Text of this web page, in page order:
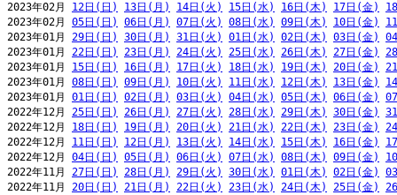
2023年02月 12日(日) 13日(月) 14日(火) 15日(水) 16日(木) 17日(金)
2023年02月 05日(日) 06日(月) 07日(火) 08日(水) 09日(木) 10日(金)
2023年01月 29日(日) 30日(月) 31日(火) 01日(水) 02日(木) 03日(金)
2023年01月 22日(日) 23日(月) 24日(火) 25日(水) 26日(木) 27日(金)
2023年01月 15日(日) 16日(月) 17日(火) 18日(水) 19日(木) 20日(金)
2023年01月 08日(日) 09日(月) 10日(火) 11日(水) 12日(木) 13日(金)
2023年01月 01日(日) 02日(月) 03日(火) 04日(水) 05日(木) 06日(金)
2022年12月 25日(日) 26日(月) 27日(火) 28日(水) 29日(木) 30日(金)
2022年12月 18日(日) 19日(月) 20日(火) 21日(水) 22日(木) 23日(金)
2022年12月 11日(日) 12日(月) 13日(火) 14日(水) 15日(木) 16日(金)
2022年12月 04日(日) 05日(月) 06日(火) 07日(水) 08日(木) 09日(金)
2022年11月 27日(日) 28日(月) 29日(火) 30日(水) 01日(木) 02日(金)
2022年11月 20日(日) 21日(月) 22日(火) 23日(水) 24日(木) 25日(金)